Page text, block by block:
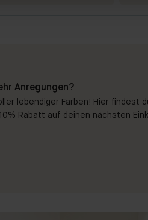
Anregungen?
lebendiger Farben! Hier findest
Rabatt auf deinen nächsten